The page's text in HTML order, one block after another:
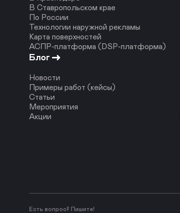
В Ставропольском крае
По России
Технологии наружной рекламы
Карта поверхностей
АСПР-платформа (DSP-платформа)
Блог
Новости
Примеры работ (кейсы)
Статьи
Мероприятия
Акции
Есть вопрос? Пишите!